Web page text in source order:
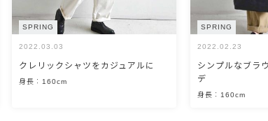
SPRING
2022.03.03
クレリックシャツをカジュアルに
身長：160cm
SPRING
2022.02.23
シンプルなブラ
デ
身長：160cm